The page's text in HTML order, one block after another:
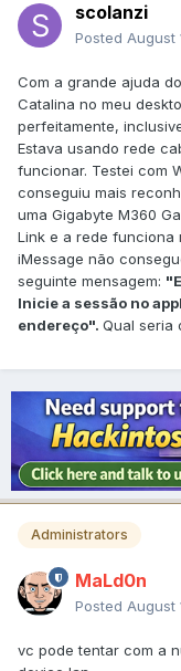
scolanzi
Posted August
Com a grande ajuda
Catalina no meu
perfeitamente,
Estava usando rede
funcionar. Testei com
conseguiu mais
uma Gigabyte M360
Link e a rede funciona
iMessage não
seguinte mensagem:
Inicie a sessão no
endereço". Qual seria
Administrators
MaLd0n
Posted August
vc pode tentar com a